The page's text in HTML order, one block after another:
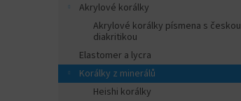
í
p
Akrylové korálky
Akrylové korálky písmena s českou
diakritikou
Elastomer a lycra
Korálky z minerálů
Heishi korálky